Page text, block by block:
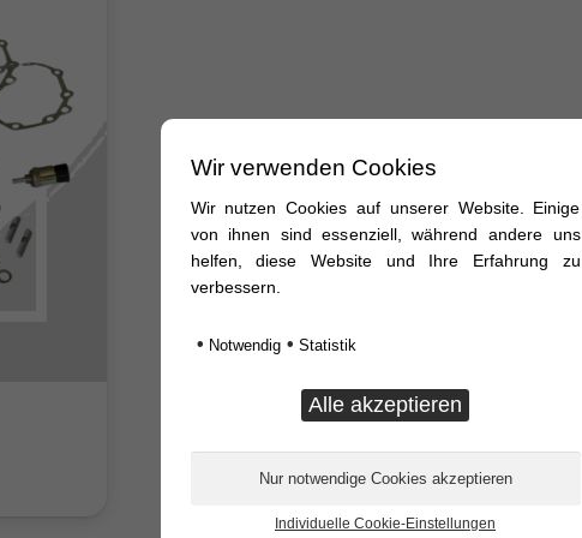
Wir verwenden Cookies
Wir nutzen Cookies auf unserer Website. Einige
von ihnen sind essenziell, während andere uns
helfen, diese Website und Ihre Erfahrung zu
verbessern.
• Notwendig • Statistik
Individuelle Cookie-Einstellungen